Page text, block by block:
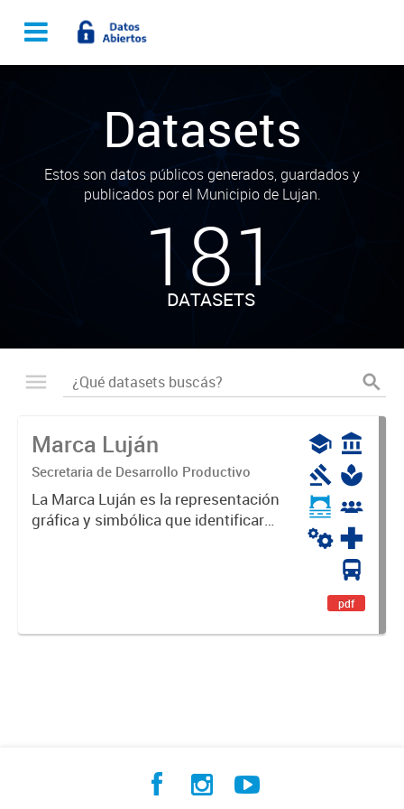
Datasets
Estos son datos públicos generados, guardados y
publicados por el Municipio de Lujan.
181
DATASETS
Marca Luján
Secretaria de Desarrollo Productivo
La Marca Luján es la representación
gráfica y simbólica que identificará
pdf